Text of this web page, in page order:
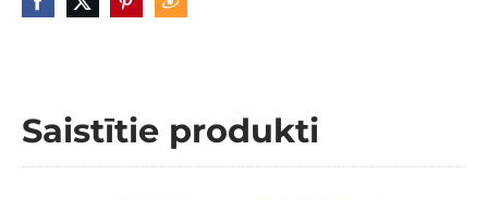
Saistītie produkti